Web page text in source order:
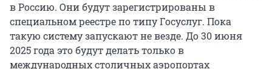
в Россию. Они будут зарегистрированы в
специальном реестре по типу Госуслуг. Пока
такую систему запускают не везде. До 30 июня
2025 года это будут делать только в
международных столичных аэропортах